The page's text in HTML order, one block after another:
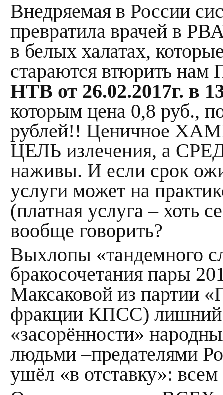
Внедряемая в России
превратила врачей в
в белых халатах,
стараются втюрить
НТВ от 26.02.2017г. в
которым цена 0,8 руб.,
рублей!! Ценичное
ЦЕЛЬ излечения, а
наживы. И если срок
услуги может на
(платная услуга – хоть
вообще говорить?
Выхлопы «тандемного
бракосочетания пары
Максаковой из партии
фракции КПСС) лишний
«засорённости»
людьми –предателями
ушёл «в отставку»: